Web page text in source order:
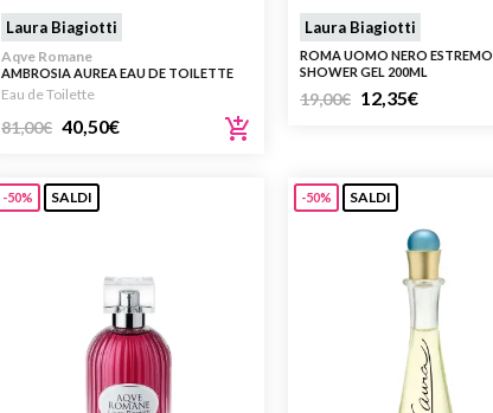
Laura Biagiotti
Aqve Romane
AMBROSIA AUREA EAU DE TOILETTE
Eau de Toilette
81,00€ 40,50€
Laura Biagiotti
ROMA UOMO NERO ESTREMO
SHOWER GEL 200ML
19,00€ 12,35€
-50% SALDI -50% SALDI